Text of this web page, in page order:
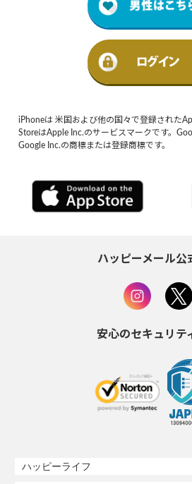
iPhoneは 米国および他の国々で登録された
StoreはApple Inc.のサービスマークです。
Google Inc.の商標または登録商標です。
ハッピーメール公
安心のセキュリテ
ハッピーライフ